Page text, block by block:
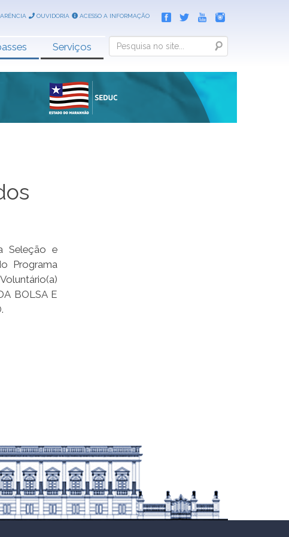
OUVIDORIA ACESSO A INFORMAÇÃO
Serviços Search
Seleção e
Programa
BOLSA E